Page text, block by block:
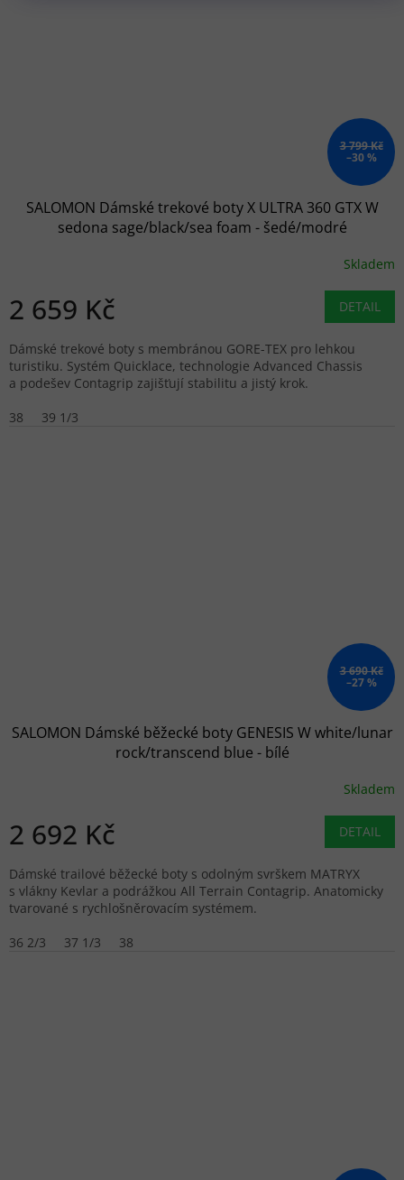
3 799 Kč
–30 %
SALOMON Dámské trekové boty X ULTRA 360 GTX W
sedona sage/black/sea foam - šedé/modré
Skladem
2 659 Kč DETAIL
Dámské trekové boty s membránou GORE-TEX pro lehkou
turistiku. Systém Quicklace, technologie Advanced Chassis
a podešev Contagrip zajišťují stabilitu a jistý krok.
38
39 1/3
3 690 Kč
–27 %
SALOMON Dámské běžecké boty GENESIS W white/lunar
rock/transcend blue - bílé
Skladem
2 692 Kč DETAIL
Dámské trailové běžecké boty s odolným svrškem MATRYX
s vlákny Kevlar a podrážkou All Terrain Contagrip. Anatomicky
tvarované s rychlošněrovacím systémem.
36 2/3
37 1/3 38